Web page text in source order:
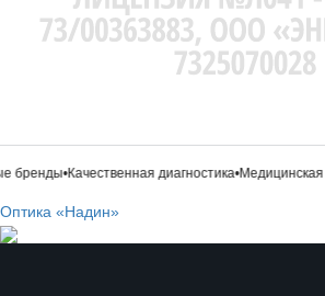
бренды•Качественная диагностика•Медицинская
Оптика «Надин»